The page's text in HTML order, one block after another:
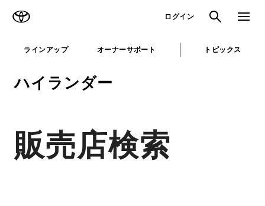
ログイン 検索 メニュ
ラインアップ オーナーサポート トピックス
ハイランダー
販売店検索